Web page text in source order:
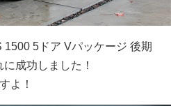
5ドア Vパッケージ 後期
成功しました！
よ！